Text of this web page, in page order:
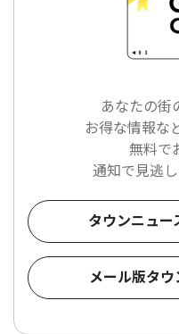
あなたの街
お得な情報な
無料で
通知で見逃
タウンニュ
メール版タ